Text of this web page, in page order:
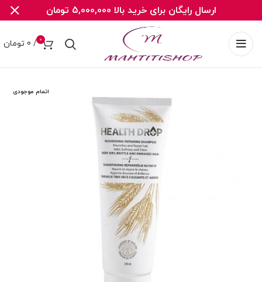
0
/
0 تومان
اتمام موجودی
ارسال رایگان برای خرید بالا 5,000,000 تومان